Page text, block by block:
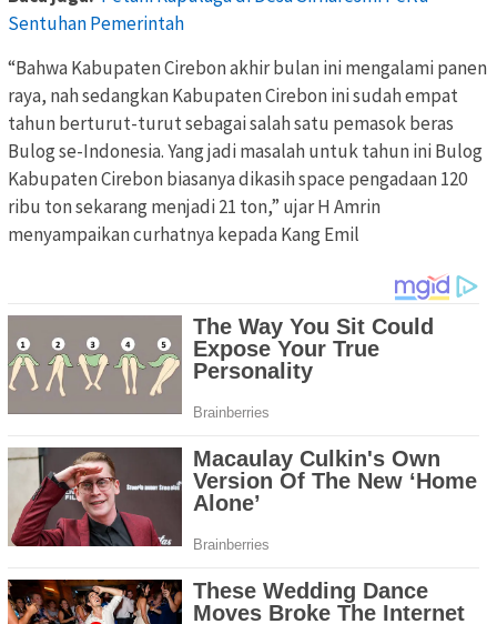
Sentuhan Pemerintah
“Bahwa Kabupaten Cirebon akhir bulan ini mengalami panen
raya, nah sedangkan Kabupaten Cirebon ini sudah empat
tahun berturut-turut sebagai salah satu pemasok beras
Bulog se-Indonesia. Yang jadi masalah untuk tahun ini Bulog
Kabupaten Cirebon biasanya dikasih space pengadaan 120
ribu ton sekarang menjadi 21 ton,” ujar H Amrin
menyampaikan curhatnya kepada Kang Emil